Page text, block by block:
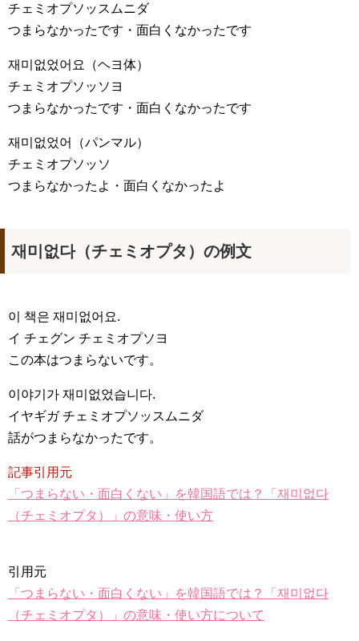
チェミオプソッスムニダ
つまらなかったです・面白くなかったです
재미없었어요
（ヘヨ体）
チェミオプソッソヨ
つまらなかったです・面白くなかったです
재미없었어
（パンマル）
チェミオプソッソ
つまらなかったよ・面白くなかったよ
재미없다（チェミオプタ）の例文
이 책은 재미없어요.
イ チェグン チェミオプソヨ
この本はつまらないです。
이야기가 재미없었습니다.
イヤギガ チェミオプソッスムニダ
話がつまらなかったです。
記事引用元
「つまらない・面白くない」を韓国語では？「재미없다
（チェミオプタ）」の意味・使い方
引用元
「つまらない・面白くない」を韓国語では？「재미없다
（チェミオプタ）」の意味・使い方について